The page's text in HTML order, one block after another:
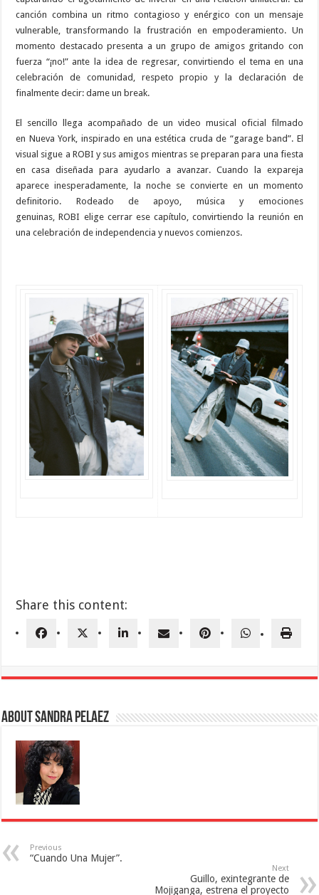
canción combina un ritmo contagioso y enérgico con un mensaje
vulnerable, transformando la frustración en empoderamiento. Un
momento destacado presenta a un grupo de amigos gritando con
fuerza “¡no!” ante la idea de regresar, convirtiendo el tema en una
celebración de comunidad, respeto propio y la declaración de
finalmente decir: dame un break.
El sencillo llega acompañado de un video musical oficial filmado
en Nueva York, inspirado en una estética cruda de “garage band”. El
visual sigue a ROBI y sus amigos mientras se preparan para una fiesta
en casa diseñada para ayudarlo a avanzar. Cuando la expareja
aparece inesperadamente, la noche se convierte en un momento
definitorio. Rodeado de apoyo, música y emociones
genuinas, ROBI elige cerrar ese capítulo, convirtiendo la reunión en
una celebración de independencia y nuevos comienzos.
Share this content:
About Sandra Pelaez
Previous
“Cuando Una Mujer”.
Next
Guillo, exintegrante de
Mojiganga, estrena el proyecto